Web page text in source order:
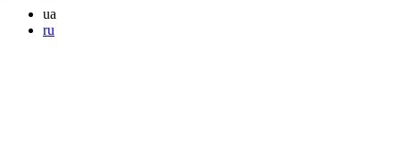
ua
ru